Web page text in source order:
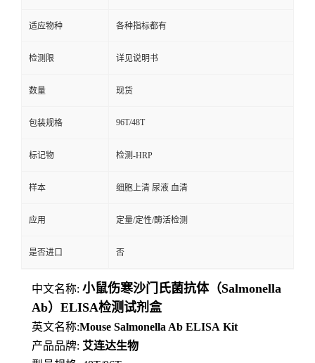
适应物种 各种指标都有
检测限 详见说明书
数量 现货
包装规格 96T/48T
标记物 检测-HRP
样本 细胞上清 尿液 血清
应用 定量/定性/酶活检测
是否进口 否
中文名称: 小鼠伤寒沙门氏菌抗体（Salmonella
Ab）ELISA检测试剂盒
英文名称:Mouse Salmonella Ab ELISA Kit
产品品牌: 艾连达生物